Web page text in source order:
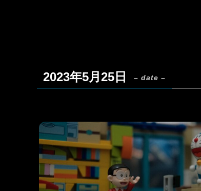
2023年5月25日 – date –